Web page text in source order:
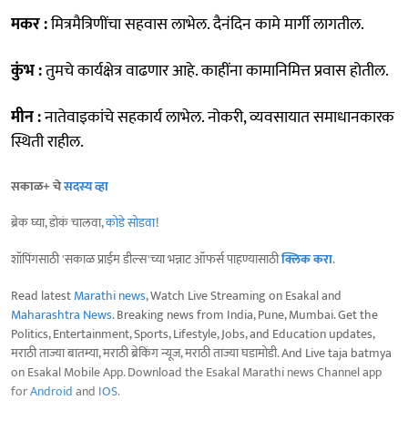
मकर :मित्रमैत्रिणींचा सहवास लाभेल. दैनंदिन कामे मार्गी लागतील.
कुंभ :तुमचे कार्यक्षेत्र वाढणार आहे. काहींना कामानिमित्त प्रवास होतील.
मीन :नातेवाइकांचे सहकार्य लाभेल. नोकरी, व्यवसायात समाधानकारक
स्थिती राहील.
सकाळ+ चेसदस्य व्हा
ब्रेक घ्या, डोकं चालवा,कोडे सोडवा!
शॉपिंगसाठी 'सकाळ प्राईम डील्स'च्या भन्नाट ऑफर्स पाहण्यासाठीक्लिक करा.
Read latestMarathi news, Watch Live Streaming on Esakal and
Maharashtra News. Breaking news from India, Pune, Mumbai. Get the
Politics, Entertainment, Sports, Lifestyle, Jobs, and Education updates,
मराठी ताज्या बातम्या, मराठी ब्रेकिंग न्यूज, मराठी ताज्या घडामोडी. And Live taja batmya
on Esakal Mobile App. Download the Esakal Marathi news Channel app
forAndroidand IOS.